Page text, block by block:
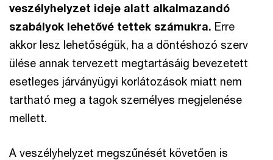
veszélyhelyzet ideje alatt alkalmazandó
szabályok lehetővé tettek számukra. Erre
akkor lesz lehetőségük, ha a döntéshozó szerv
ülése annak tervezett megtartásáig bevezetett
esetleges járványügyi korlátozások miatt nem
tartható meg a tagok személyes megjelenése
mellett.
A veszélyhelyzet megszűnését követően is